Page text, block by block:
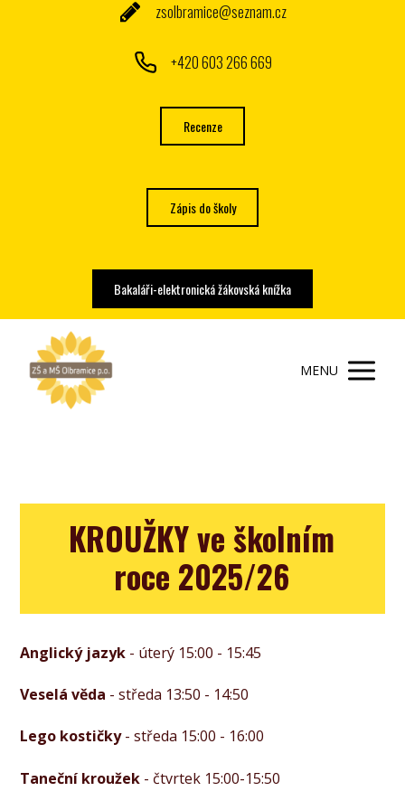
zsolbramice@seznam.cz
+420 603 266 669
Recenze
Zápis do školy
Bakaláři-elektronická žákovská knížka
MENU
KROUŽKYve školním
roce 2025/26
Anglický jazyk - úterý 15:00 - 15:45
Veselá věda - středa 13:50 - 14:50
Lego kostičky- středa 15:00 - 16:00
Taneční kroužek - čtvrtek 15:00-15:50